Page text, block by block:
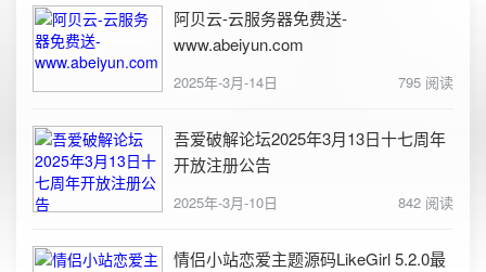
阿贝云-云服务器免费送-
www.abeiyun.com
2025年-3月-14日 795 阅读
吾爱破解论坛2025年3月13日十七周年
开放注册公告
2025年-3月-10日 842 阅读
情侣小站恋爱主题源码LikeGirl 5.2.0最